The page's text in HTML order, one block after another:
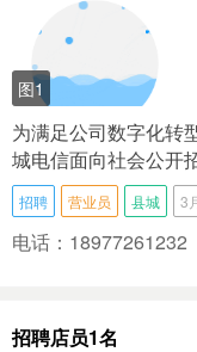
图1
为满足公司数字化转
城电信面向社会公开
招聘 营业员 县城 3
电话：18977261232
招聘店员1名